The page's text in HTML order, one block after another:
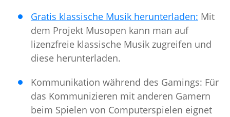
Gratis klassische Musik herunterladen: Mit
dem Projekt Musopen kann man auf
lizenzfreie klassische Musik zugreifen und
diese herunterladen.
Kommunikation während des Gamings: Für
das Kommunizieren mit anderen Gamern
beim Spielen von Computerspielen eignet